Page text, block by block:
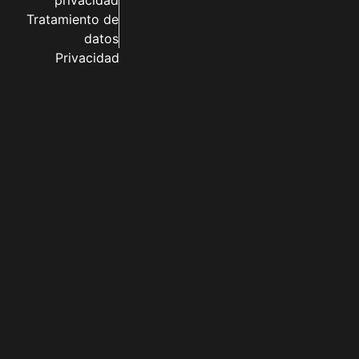
Tratamiento de
datos
Privacidad